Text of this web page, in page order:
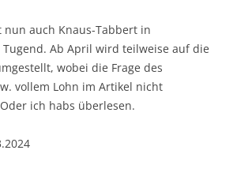
nun auch Knaus-Tabbert in
Tugend. Ab April wird teilweise auf die
wobei die Frage des
vollem Lohn im Artikel nicht
ich habs überlesen.